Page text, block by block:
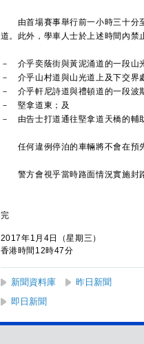
由首場賽事舉行前一小時三十分至
道。此外，學車人士於上述時間內禁
－ 介乎奕蔭街與黃泥涌道的一段山
－ 介乎山村道與山光道上及下交界
－ 介乎軒尼詩道與禮頓道的一段波
－ 堅拿道東；及
－ 由告士打道通往堅拿道天橋的輔
任何違例停泊的車輛將不會在預先
警方會視乎當時路面情況實施封路
完
2017年1月4日（星期三）
香港時間12時47分
新聞資料庫 昨日新聞
即日新聞